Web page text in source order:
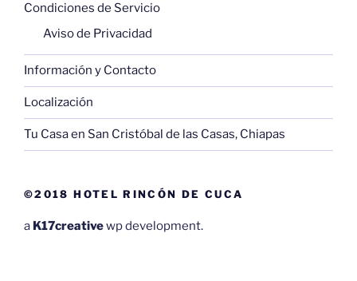
Condiciones de Servicio
Aviso de Privacidad
Información y Contacto
Localización
Tu Casa en San Cristóbal de las Casas, Chiapas
©2018 HOTEL RINCÓN DE CUCA
a K17creativewp development.